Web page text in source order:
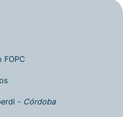
FOPC
- Córdoba